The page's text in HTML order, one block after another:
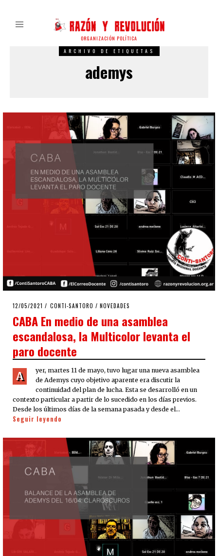
ORGANIZACIÓN POLÍTICA
ARCHIVO DE ETIQUETAS
ademys
POSTED
12/05/2021 12/05/2021
CONTI-SANTORO / NOVEDADES
CABA En medio de una asamblea
escandalosa, la Multicolor levanta el
paro docente
A
yer, martes 11 de mayo, tuvo lugar una nueva asamblea
de Ademys cuyo objetivo aparente era discutir la
continuidad del plan de lucha. Esta se desarrolló en un
contexto particular a partir de lo sucedido en los días previos.
Desde los últimos días de la semana pasada y desde el…
Seguir leyendo